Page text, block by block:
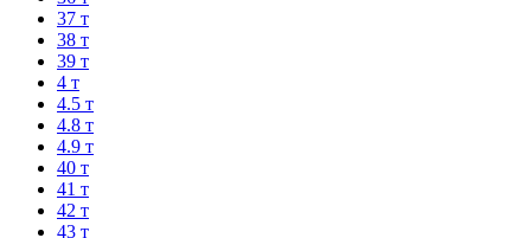
37 т
38 т
39 т
4 т
4.5 т
4.8 т
4.9 т
40 т
41 т
42 т
43 т